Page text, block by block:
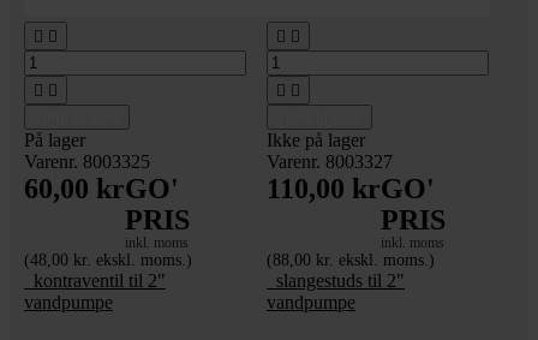
 
 
På lager
Varenr. 8003325
60,00 krGO'
PRIS
inkl. moms
(48,00 kr. ekskl. moms.)
_kontraventil til 2"
vandpumpe
 
 
Ikke på lager
Varenr. 8003327
110,00 krGO'
PRIS
inkl. moms
(88,00 kr. ekskl. moms.)
_slangestuds til 2"
vandpumpe